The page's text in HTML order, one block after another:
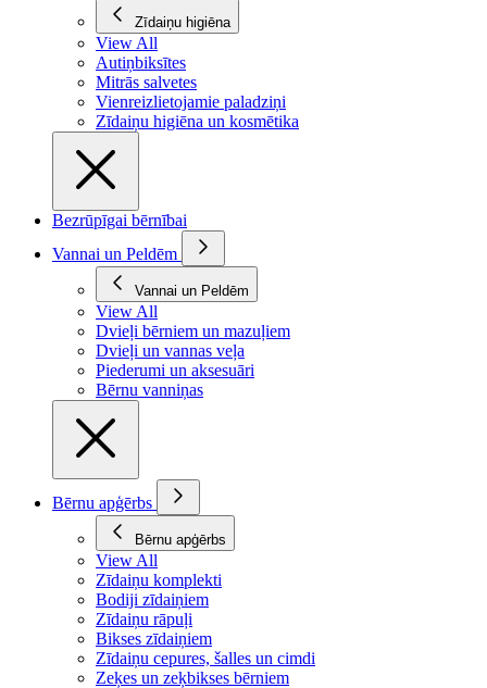
Zīdaiņu higiēna
View All
Autiņbiksītes
Mitrās salvetes
Vienreizlietojamie paladziņi
Zīdaiņu higiēna un kosmētika
Bezrūpīgai bērnībai
Vannai un Peldēm
Vannai un Peldēm
View All
Dvieļi bērniem un mazuļiem
Dvieļi un vannas veļa
Piederumi un aksesuāri
Bērnu vanniņas
Bērnu apģērbs
Bērnu apģērbs
View All
Zīdaiņu komplekti
Bodiji zīdaiņiem
Zīdaiņu rāpuļi
Bikses zīdaiņiem
Zīdaiņu cepures, šalles un cimdi
Zeķes un zeķbikses bērniem